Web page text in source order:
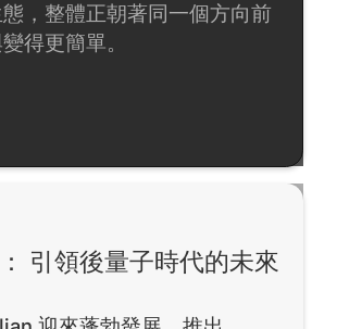
，整體正朝著同一個方向前
得更簡單。
引領後量子時代的未來